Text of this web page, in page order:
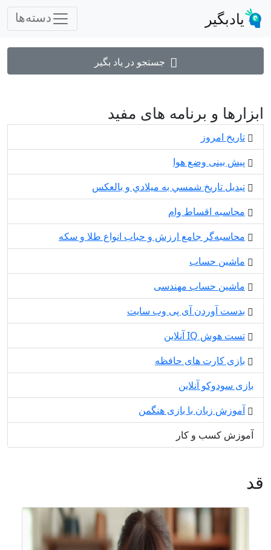
یادبگیر دسته‌ها
جستجو در یاد بگیر
ابزارها و برنامه های مفید
تاریخ امروز
پیش بینی وضع هوا
تبديل تاريخ شمسي به ميلادي و بالعكس
محاسبه اقساط وام
محاسبه‌گر جامع ارزش و حباب انواع طلا و سکه
ماشین حساب
ماشین حساب مهندسی
بدست آوردن آی پی وب سایت
تست هوش IQ آنلاین
بازی کارت های حافظه
بازی سودوکو آنلاین
آموزش زبان با بازی هنگمن
آموزش کسب و کار
قد